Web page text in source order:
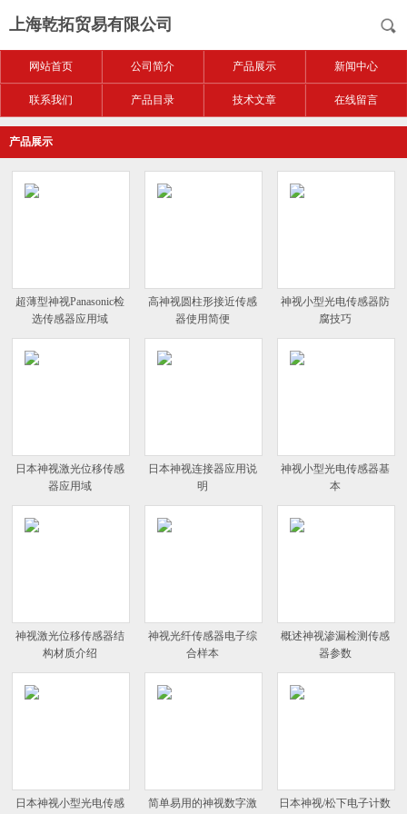
上海乾拓贸易有限公司
网站首页 公司简介 产品展示 新闻中心
联系我们 产品目录 技术文章 在线留言
产品展示
超薄型神视Panasonic检
选传感器应用域
高神视圆柱形接近传感
器使用简便
神视小型光电传感器防
腐技巧
日本神视激光位移传感
器应用域
日本神视连接器应用说
明
神视小型光电传感器基
本
神视激光位移传感器结
构材质介绍
神视光纤传感器电子综
合样本
概述神视渗漏检测传感
器参数
日本神视小型光电传感
简单易用的神视数字激
日本神视/松下电子计数